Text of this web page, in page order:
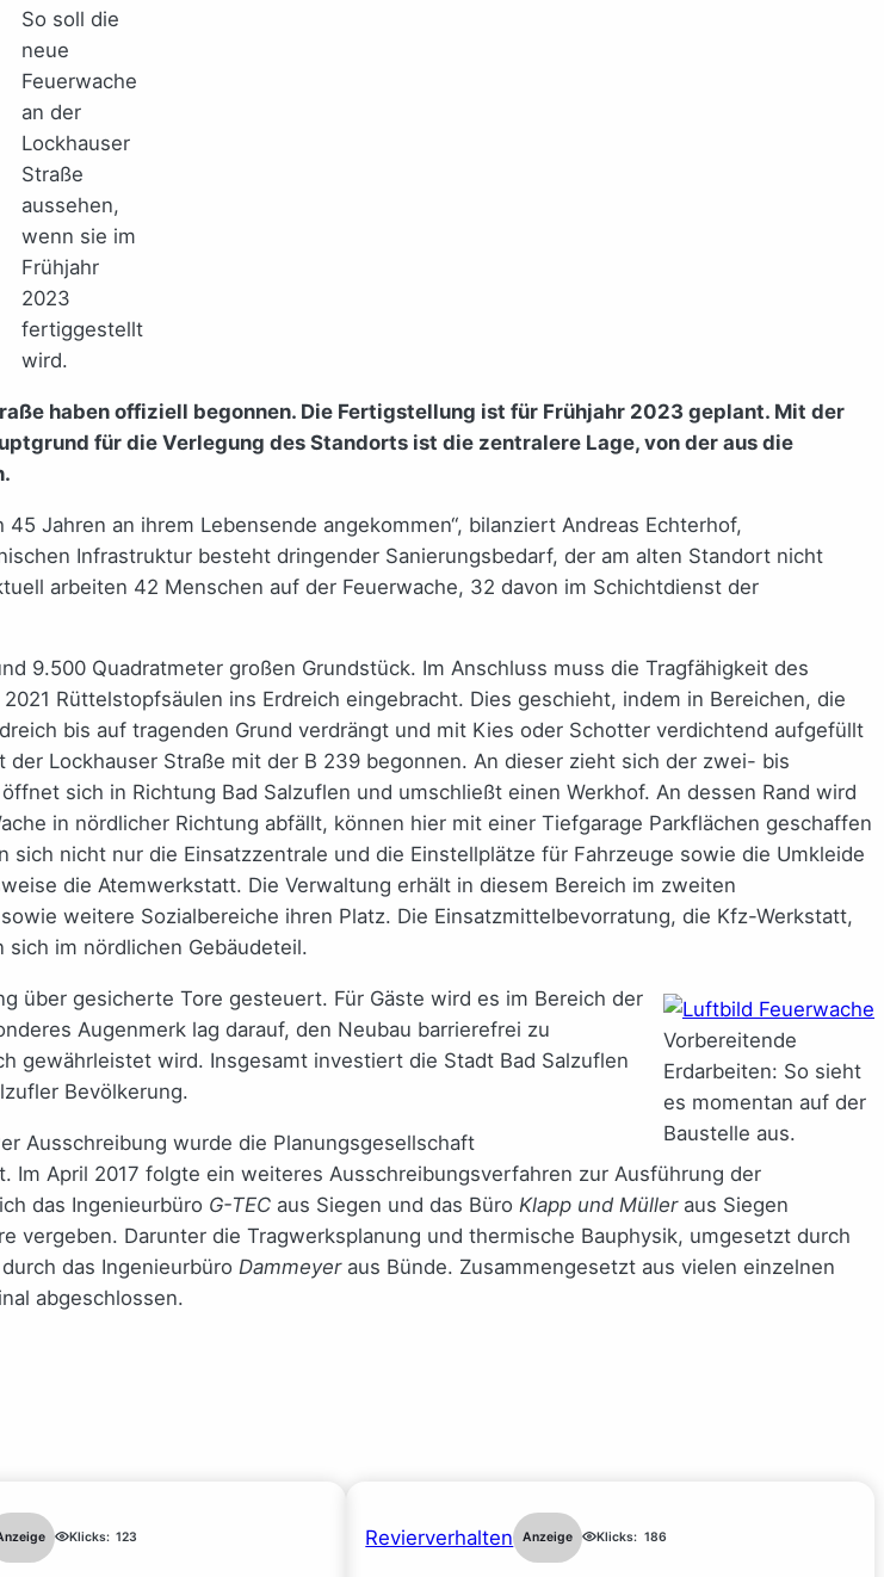
So soll die
neue
Feuerwache
an der
Lockhauser
Straße
aussehen,
wenn sie im
Frühjahr
2023
fertiggestellt
wird.
haben offiziell begonnen. Die Fertigstellung ist für Frühjahr 2023 geplant. Mit der
für die Verlegung des Standorts ist die zentralere Lage, von der aus die
Jahren an ihrem Lebensende angekommen“, bilanziert Andreas Echterhof,
Infrastruktur besteht dringender Sanierungsbedarf, der am alten Standort nicht
arbeiten 42 Menschen auf der Feuerwache, 32 davon im Schichtdienst der
9.500 Quadratmeter großen Grundstück. Im Anschluss muss die Tragfähigkeit des
Rüttelstopfsäulen ins Erdreich eingebracht. Dies geschieht, indem in Bereichen, die
bis auf tragenden Grund verdrängt und mit Kies oder Schotter verdichtend aufgefüllt
Lockhauser Straße mit der B 239 begonnen. An dieser zieht sich der zwei- bis
sich in Richtung Bad Salzuflen und umschließt einen Werkhof. An dessen Rand wird
in nördlicher Richtung abfällt, können hier mit einer Tiefgarage Parkflächen geschaffen
nicht nur die Einsatzzentrale und die Einstellplätze für Fahrzeuge sowie die Umkleide
die Atemwerkstatt. Die Verwaltung erhält in diesem Bereich im zweiten
weitere Sozialbereiche ihren Platz. Die Einsatzmittelbevorratung, die Kfz-Werkstatt,
im nördlichen Gebäudeteil.
Vorbereitende
Erdarbeiten: So sieht
es momentan auf der
Baustelle aus.
über gesicherte Tore gesteuert. Für Gäste wird es im Bereich der
Augenmerk lag darauf, den Neubau barrierefrei zu
gewährleistet wird. Insgesamt investiert die Stadt Bad Salzuflen
Bevölkerung.
Ausschreibung wurde die Planungsgesellschaft
Im April 2017 folgte ein weiteres Ausschreibungsverfahren zur Ausführung der
das Ingenieurbüro G-TEC aus Siegen und das Büro Klapp und Mülleraus Siegen
Darunter die Tragwerksplanung und thermische Bauphysik, umgesetzt durch
das Ingenieurbüro Dammeyeraus Bünde. Zusammengesetzt aus vielen einzelnen
abgeschlossen.
Klicks: 123 Revierverhalten Anzeige Klicks: 186